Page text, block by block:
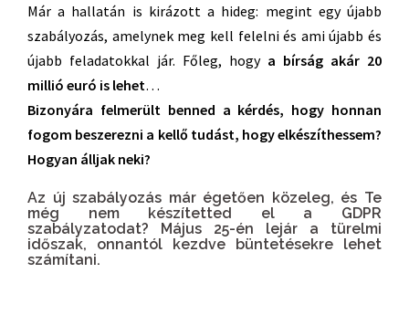
Már a hallatán is kirázott a hideg: megint egy újabb
szabályozás, amelynek meg kell felelni és ami újabb és
újabb feladatokkal jár. Főleg, hogy a bírság akár 20
millió euró is lehet…
Bizonyára felmerült benned a kérdés, hogy honnan
fogom beszerezni a kellő tudást, hogy elkészíthessem?
Hogyan álljak neki?
Az új szabályozás már égetően közeleg, és Te
még nem készítetted el a GDPR
szabályzatodat? Május 25-én lejár a türelmi
időszak, onnantól kezdve büntetésekre lehet
számítani.